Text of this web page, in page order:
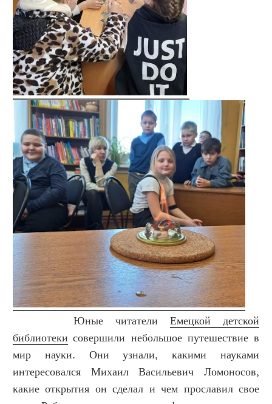
Юные читатели Емецкой детской
библиотеки совершили небольшое путешествие в
мир науки. Они узнали, какими науками
интересовался Михаил Васильевич Ломоносов,
какие открытия он сделал и чем прославил свое